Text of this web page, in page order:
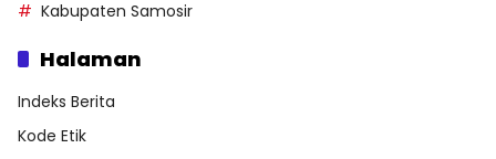
Kabupaten Samosir
Halaman
Indeks Berita
Kode Etik